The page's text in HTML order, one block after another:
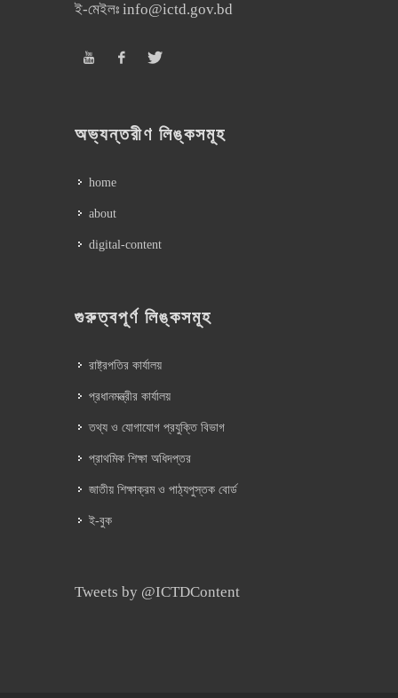
ই-মেইলঃ info@ictd.gov.bd
অভ্যন্তরীণ লিঙ্কসমূহ
home
about
digital-content
গুরুত্বপূর্ণ লিঙ্কসমূহ
রাষ্ট্রপতির কার্যালয়
প্রধানমন্ত্রীর কার্যালয়
তথ্য ও যোগাযোগ প্রযুক্তি বিভাগ
প্রাথমিক শিক্ষা অধিদপ্তর
জাতীয় শিক্ষাক্রম ও পাঠ্যপুস্তক বোর্ড
ই-বুক
Tweets by @ICTDContent